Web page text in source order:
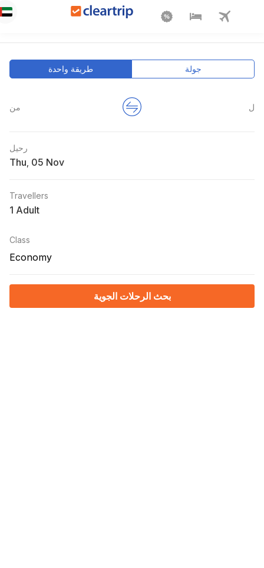
طريقة واحدة جولة
من
رحيل
Thu,
Travellers
1 Adult
Class
Economy